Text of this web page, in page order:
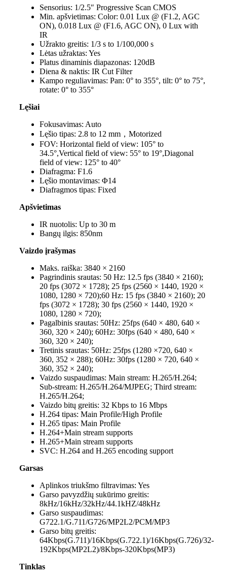
Sensorius: 1/2.5″ Progressive Scan CMOS
Min. apšvietimas: Color: 0.01 Lux @ (F1.2, AGC
ON), 0.018 Lux @ (F1.6, AGC ON), 0 Lux with
IR
Užrakto greitis: 1/3 s to 1/100,000 s
Lėtas užraktas: Yes
Platus dinaminis diapazonas: 120dB
Diena & naktis: IR Cut Filter
Kampo reguliavimas: Pan: 0° to 355°, tilt: 0° to 75°,
rotate: 0° to 355°
Lęšiai
Fokusavimas: Auto
Lęšio tipas: 2.8 to 12 mm，Motorized
FOV: Horizontal field of view: 105° to
34.5°,Vertical field of view: 55° to 19°,Diagonal
field of view: 125° to 40°
Diafragma: F1.6
Lęšio montavimas: Φ14
Diafragmos tipas: Fixed
Apšvietimas
IR nuotolis: Up to 30 m
Bangų ilgis: 850nm
Vaizdo įrašymas
Maks. raiška: 3840 × 2160
Pagrindinis srautas: 50 Hz: 12.5 fps (3840 × 2160);
20 fps (3072 × 1728); 25 fps (2560 × 1440, 1920 ×
1080, 1280 × 720);60 Hz: 15 fps (3840 × 2160); 20
fps (3072 × 1728); 30 fps (2560 × 1440, 1920 ×
1080, 1280 × 720);
Pagalbinis srautas: 50Hz: 25fps (640 × 480, 640 ×
360, 320 × 240); 60Hz: 30fps (640 × 480, 640 ×
360, 320 × 240);
Tretinis srautas: 50Hz: 25fps (1280 ×720, 640 ×
360, 352 × 288); 60Hz: 30fps (1280 × 720, 640 ×
360, 352 × 240);
Vaizdo suspaudimas: Main stream: H.265/H.264;
Sub-stream: H.265/H.264/MJPEG; Third stream:
H.265/H.264;
Vaizdo bitų greitis: 32 Kbps to 16 Mbps
H.264 tipas: Main Profile/High Profile
H.265 tipas: Main Profile
H.264+Main stream supports
H.265+Main stream supports
SVC: H.264 and H.265 encoding support
Garsas
Aplinkos triukšmo filtravimas: Yes
Garso pavyzdžių sukūrimo greitis:
8kHz/16kHz/32kHz/44.1kHZ/48kHz
Garso suspaudimas:
G722.1/G.711/G726/MP2L2/PCM/MP3
Garso bitų greitis:
64Kbps(G.711)/16Kbps(G.722.1)/16Kbps(G.726)/32-
192Kbps(MP2L2)/8Kbps-320Kbps(MP3)
Tinklas